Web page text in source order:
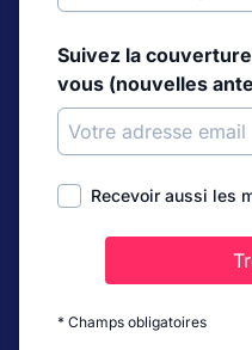
Suivez la
vous (nouvelles
Recevoir aussi les
* Champs obligatoires